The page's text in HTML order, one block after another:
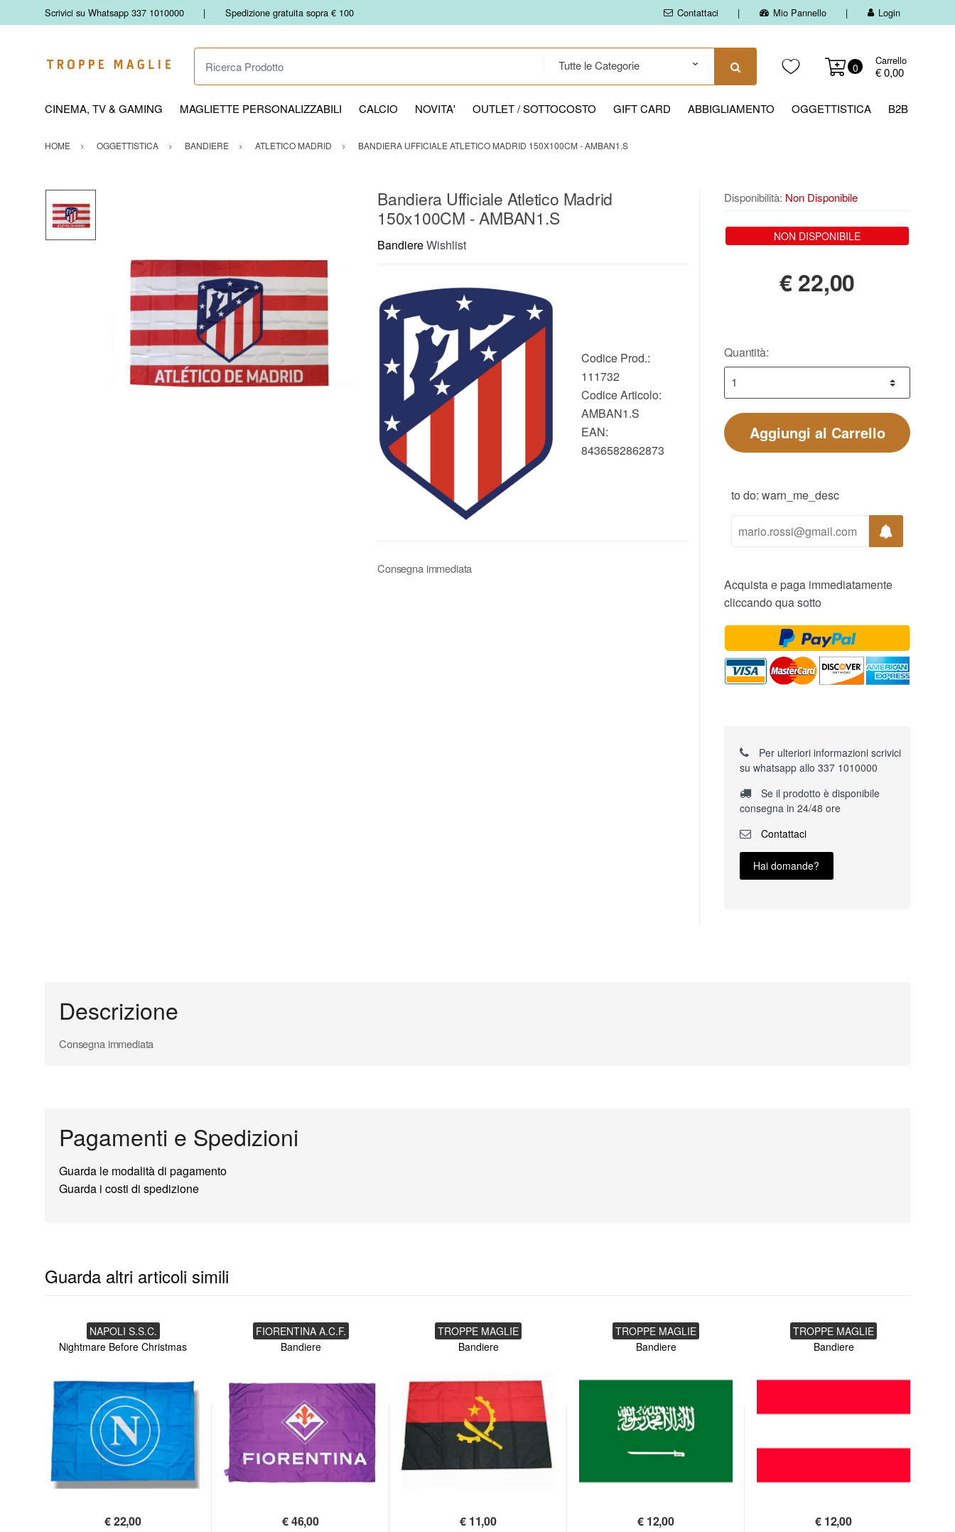
Scrivici su Whatsapp 337 1010000 Spedizione gratuita sopra € 100 Contattaci Mio Pannello Login
Ricerca Prodotto
0
Carrello
€ 0,00
CINEMA, TV & GAMING MAGLIETTE PERSONALIZZABILI CALCIO NOVITA' OUTLET / SOTTOCOSTO GIFT CARD ABBIGLIAMENTO OGGETTISTICA B2B
HOME OGGETTISTICA BANDIERE ATLETICO MADRID BANDIERA UFFICIALE ATLETICO MADRID 150X100CM - AMBAN1.S
Bandiera Ufficiale Atletico Madrid
150x100CM - AMBAN1.S
BandiereWishlist
Codice Prod.:
111732
Codice Articolo:
AMBAN1.S
EAN:
8436582862873
Consegna immediata
Disponibilità: Non Disponibile
NON DISPONIBILE
€22,00
Quantità:
Aggiungi al Carrello
to do: warn_me_desc
Acquista e paga immediatamente
cliccando qua sotto
Per ulteriori informazioni scrivici
su whatsapp allo 337 1010000
Se il prodotto è disponibile
consegna in 24/48 ore
Contattaci
Hai domande?
Descrizione
Consegna immediata
Pagamenti e Spedizioni
Guarda le modalità di pagamento
Guarda i costi di spedizione
Guarda altri articoli simili
NAPOLI S.S.C.
Nightmare Before Christmas
€22,00
FIORENTINA A.C.F.
Bandiere
€46,00
TROPPE MAGLIE
Bandiere
€ 11,00
TROPPE MAGLIE
Bandiere
€ 12,00
TROPPE MAGLIE
Bandiere
€ 12,00